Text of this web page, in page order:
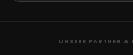
UNSERE PARTNER &